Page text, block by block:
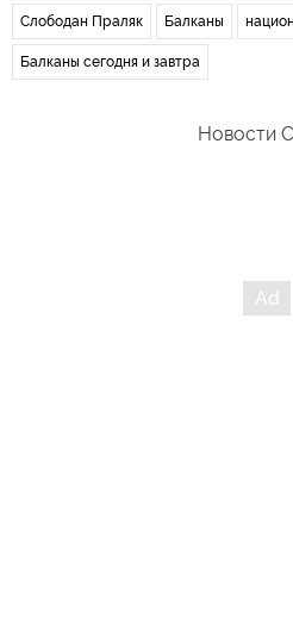
Слободан Праляк Балканы
Балканы сегодня и завтра
Новости